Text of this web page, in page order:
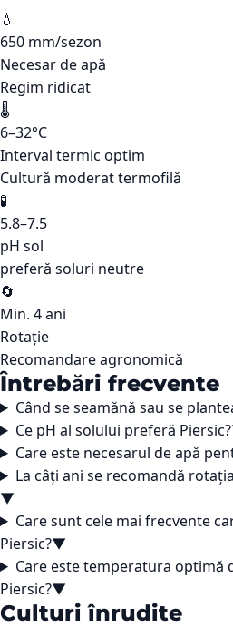
💧
650 mm/sezon
Necesar de apă
Regim ridicat
🌡️
6–32°C
Interval termic optim
Cultură moderat termofilă
🧪
5.8–7.5
pH sol
preferă soluri neutre
🔄
Min. 4 ani
Rotație
Recomandare agronomică
Întrebări frecvente
Când se seamănă sau se
Ce pH al solului preferă Piersic?
Care este necesarul de apă
La câți ani se recomandă
▼
Care sunt cele mai frecvente
Piersic?▼
Care este temperatura optimă
Piersic?▼
Culturi înrudite